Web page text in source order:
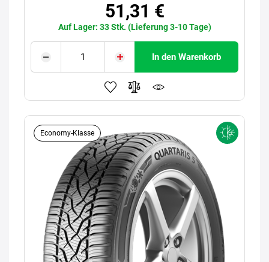
51,31 €
Auf Lager: 33 Stk. (Lieferung 3-10 Tage)
In den Warenkorb
Economy-Klasse